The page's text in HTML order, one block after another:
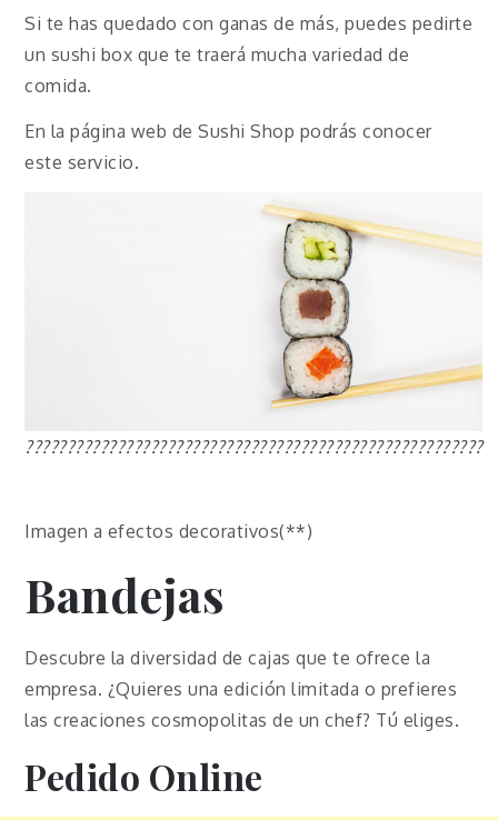
Si te has quedado con ganas de más, puedes pedirte
un sushi box que te traerá mucha variedad de
comida.
En la página web de Sushi Shop podrás conocer
este servicio.
???????????????????????????????????????????????????????
Imagen a efectos decorativos(**)
Bandejas
Descubre la diversidad de cajas que te ofrece la
empresa. ¿Quieres una edición limitada o prefieres
las creaciones cosmopolitas de un chef? Tú eliges.
Pedido Online